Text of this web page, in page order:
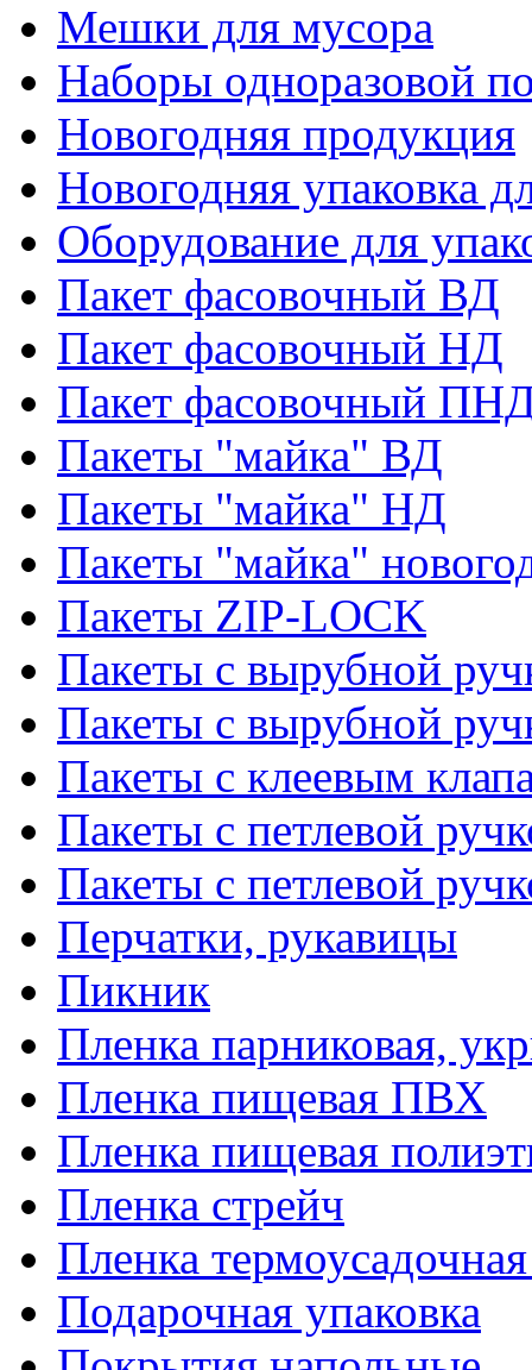
Мешки для мусора
Наборы одноразовой
Новогодняя продукция
Новогодняя упаковка
Оборудование для
Пакет фасовочный ВД
Пакет фасовочный НД
Пакет фасовочный
Пакеты "майка" ВД
Пакеты "майка" НД
Пакеты "майка"
Пакеты ZIP-LOCK
Пакеты с вырубной
Пакеты с вырубной
Пакеты с клеевым
Пакеты с петлевой
Пакеты с петлевой
Перчатки, рукавицы
Пикник
Пленка парниковая,
Пленка пищевая ПВХ
Пленка пищевая
Пленка стрейч
Пленка
Подарочная упаковка